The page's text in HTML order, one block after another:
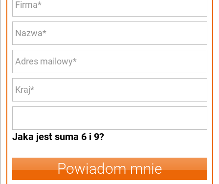
Jaka jest suma 6 i 9?
Powiadom mnie